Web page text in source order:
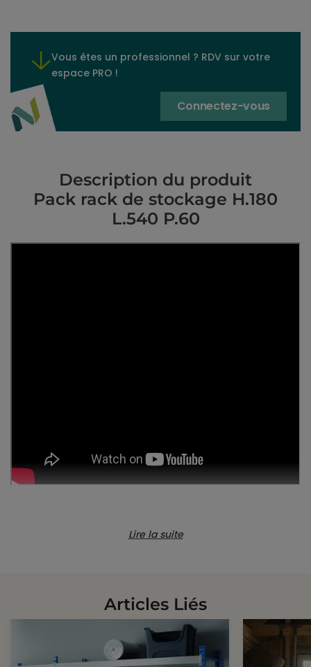
Vous êtes un professionnel ? RDV sur votre
espace PRO !
Connectez-vous
Description du produit
Pack rack de stockage H.180
L.540 P.60
Caractéristiques
540cm
60cm
Lire la suite
Articles Liés